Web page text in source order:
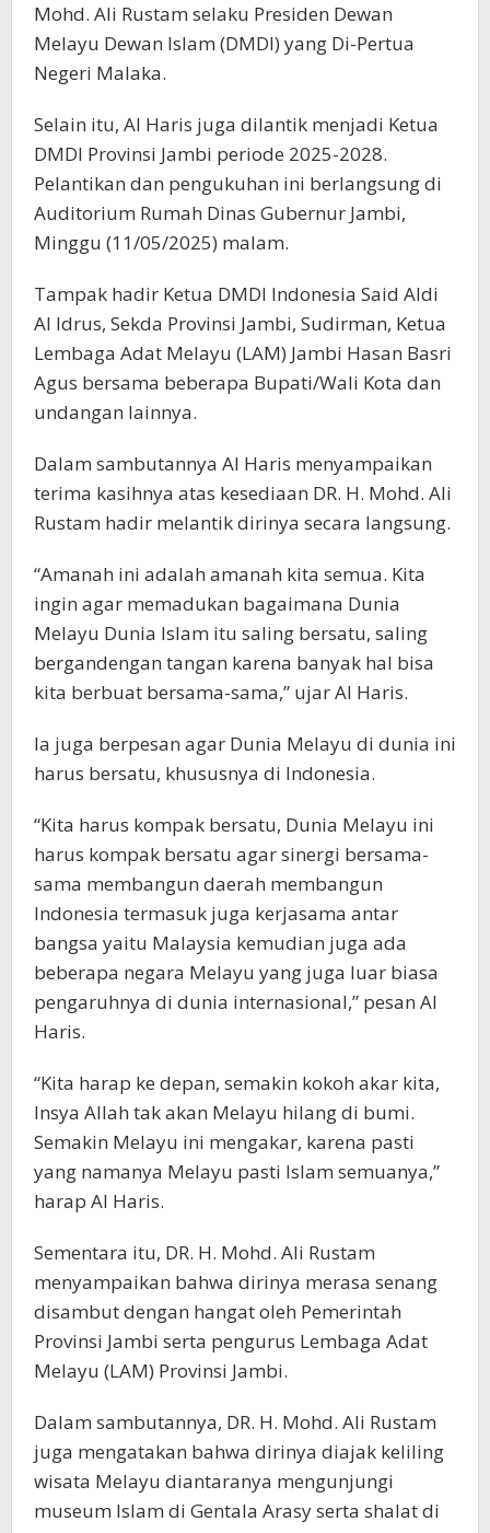
Mohd. Ali Rustam selaku Presiden Dewan
Melayu Dewan Islam (DMDI) yang Di-Pertua
Negeri Malaka.
Selain itu, Al Haris juga dilantik menjadi Ketua
DMDI Provinsi Jambi periode 2025-2028.
Pelantikan dan pengukuhan ini berlangsung di
Auditorium Rumah Dinas Gubernur Jambi,
Minggu (11/05/2025) malam.
Tampak hadir Ketua DMDI Indonesia Said Aldi
Al Idrus, Sekda Provinsi Jambi, Sudirman, Ketua
Lembaga Adat Melayu (LAM) Jambi Hasan Basri
Agus bersama beberapa Bupati/Wali Kota dan
undangan lainnya.
Dalam sambutannya Al Haris menyampaikan
terima kasihnya atas kesediaan DR. H. Mohd. Ali
Rustam hadir melantik dirinya secara langsung.
“Amanah ini adalah amanah kita semua. Kita
ingin agar memadukan bagaimana Dunia
Melayu Dunia Islam itu saling bersatu, saling
bergandengan tangan karena banyak hal bisa
kita berbuat bersama-sama,” ujar Al Haris.
Ia juga berpesan agar Dunia Melayu di dunia ini
harus bersatu, khususnya di Indonesia.
“Kita harus kompak bersatu, Dunia Melayu ini
harus kompak bersatu agar sinergi bersama-
sama membangun daerah membangun
Indonesia termasuk juga kerjasama antar
bangsa yaitu Malaysia kemudian juga ada
beberapa negara Melayu yang juga luar biasa
pengaruhnya di dunia internasional,” pesan Al
Haris.
“Kita harap ke depan, semakin kokoh akar kita,
Insya Allah tak akan Melayu hilang di bumi.
Semakin Melayu ini mengakar, karena pasti
yang namanya Melayu pasti Islam semuanya,”
harap Al Haris.
Sementara itu, DR. H. Mohd. Ali Rustam
menyampaikan bahwa dirinya merasa senang
disambut dengan hangat oleh Pemerintah
Provinsi Jambi serta pengurus Lembaga Adat
Melayu (LAM) Provinsi Jambi.
Dalam sambutannya, DR. H. Mohd. Ali Rustam
juga mengatakan bahwa dirinya diajak keliling
wisata Melayu diantaranya mengunjungi
museum Islam di Gentala Arasy serta shalat di